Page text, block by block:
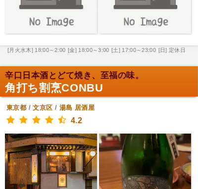
[月火水木] 18:00～2:00 [金] 18:00～3:00 [土] 17:00～23:00 [日] 定休日
辛口日本酒とどて焼き、至福の味。
角打ち割烹CONBU
東京都 /文京区 / 湯島 居酒屋
4.2